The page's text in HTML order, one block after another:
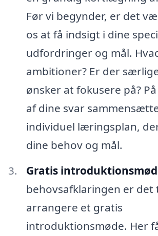
Før vi begynder, er det
os at få indsigt i dine
udfordringer og mål.
ambitioner? Er der
ønsker at fokusere på?
af dine svar
individuel læringsplan,
dine behov og mål.
Gratis
behovsafklaringen er det
arrangere et gratis
introduktionsmøde. Her